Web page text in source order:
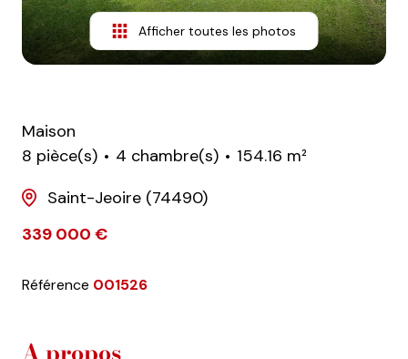
notre
agence
Afficher toutes les photos
Maison
8 pièce(s)
4 chambre(s)
154.16 m²
Saint-Jeoire (74490)
339 000 €
Référence 001526